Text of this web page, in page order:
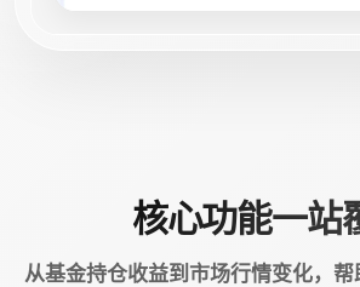
核心功能一站
从基金持仓收益到市场行情变化，